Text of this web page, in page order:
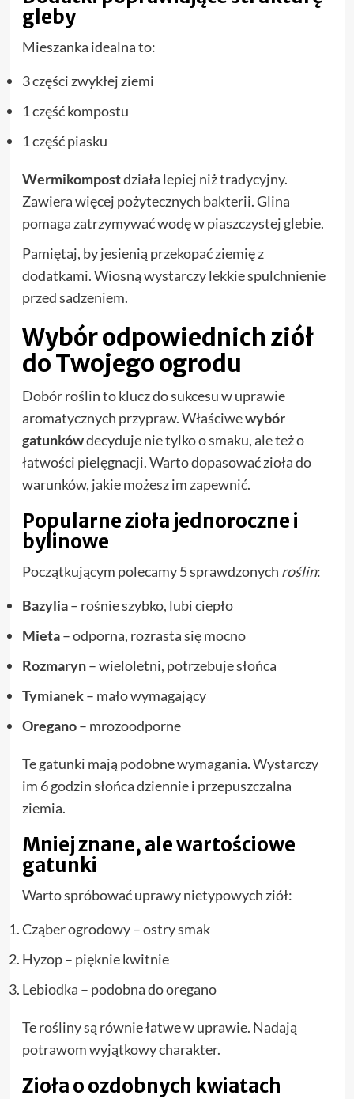
gleby
Mieszanka idealna to:
3 części zwykłej ziemi
1 część kompostu
1 część piasku
Wermikompostdziała lepiej niż tradycyjny.
Zawiera więcej pożytecznych bakterii. Glina
pomaga zatrzymywać wodę w piaszczystej glebie.
Pamiętaj, by jesienią przekopać ziemię z
dodatkami. Wiosną wystarczy lekkie spulchnienie
przed sadzeniem.
Wybór odpowiednich ziół
do Twojego ogrodu
Dobór roślin to klucz do sukcesu w uprawie
aromatycznych przypraw. Właściwewybór
gatunkówdecyduje nie tylko o smaku, ale też o
łatwości pielęgnacji. Warto dopasować zioła do
warunków, jakie możesz im zapewnić.
Popularne zioła jednoroczne i
bylinowe
Początkującym polecamy 5 sprawdzonych roślin:
Bazylia– rośnie szybko, lubi ciepło
Mieta– odporna, rozrasta się mocno
Rozmaryn– wieloletni, potrzebuje słońca
Tymianek– mało wymagający
Oregano– mrozoodporne
Te gatunki mają podobne wymagania. Wystarczy
im 6 godzin słońca dziennie i przepuszczalna
ziemia.
Mniej znane, ale wartościowe
gatunki
Warto spróbować uprawy nietypowych ziół:
Cząber ogrodowy – ostry smak
Hyzop – pięknie kwitnie
Lebiodka – podobna do oregano
Te rośliny są równie łatwe w uprawie. Nadają
potrawom wyjątkowy charakter.
Zioła o ozdobnych kwiatach